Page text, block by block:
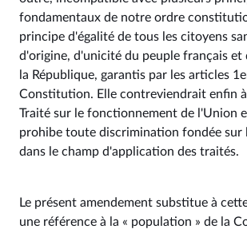
fondamentaux de notre ordre
principe d'égalité de tous les citoyens
d'origine, d'unicité du peuple français
la République, garantis par les articles
Constitution. Elle contreviendrait enfin
Traité sur le fonctionnement de l'Union
prohibe toute discrimination fondée sur
dans le champ d'application des traités.
Le présent amendement substitue à
une référence à la « population » de la